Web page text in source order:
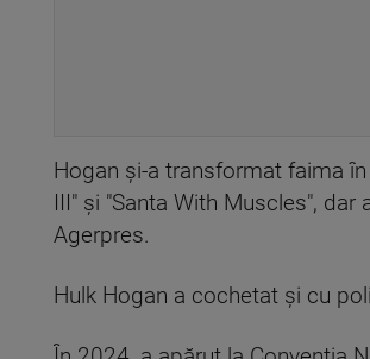
Hogan şi-a transformat faima
III" şi "Santa With Muscles",
Agerpres.
Hulk Hogan a cochetat şi cu